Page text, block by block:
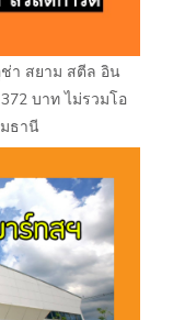
า สยาม สตีล อิน
บาท ไม่รวมโอ
ธานี